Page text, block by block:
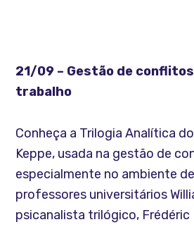
21/09 – Gestão de
trabalho
Conheça a Trilogia Analítica
Keppe, usada na gestão de
especialmente no ambiente
professores universitários
psicanalista trilógico, Frédéric